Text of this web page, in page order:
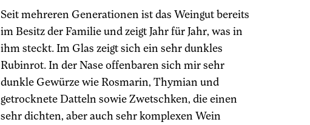
Seit mehreren Generationen ist das Weingut bereits
im Besitz der Familie und zeigt Jahr für Jahr, was in
ihm steckt. Im Glas zeigt sich ein sehr dunkles
Rubinrot. In der Nase offenbaren sich mir sehr
dunkle Gewürze wie Rosmarin, Thymian und
getrocknete Datteln sowie Zwetschken, die einen
sehr dichten, aber auch sehr komplexen Wein